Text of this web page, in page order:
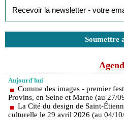
Soumettre
Aujourd'hui
Comme des images - premier
Provins, en Seine et Marne (au 27/
La Cité du design de Saint-
culturelle le 29 avril 2026 (au 04/